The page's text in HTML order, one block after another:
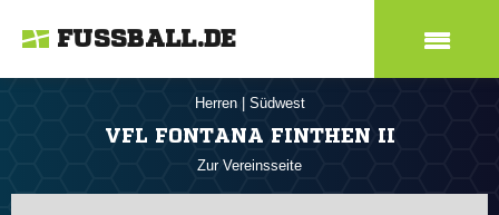
FUSSBALL.DE
Herren Südwest
VFL FONTANA FINTHEN II
Zur Vereinsseite